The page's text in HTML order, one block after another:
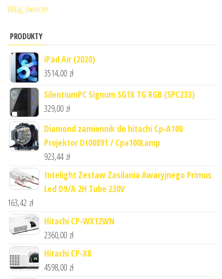
Witaj, świecie!
PRODUKTY
iPad Air (2020)
3514,00 zł
SilentiumPC Signum SG1X TG RGB (SPC233)
329,00 zł
Diamond zamiennik do hitachi Cp-A100
Projektor Dt00891 / Cpa100Lamp
923,44 zł
Intelight Zestaw Zasilania Awaryjnego Primus
Led D9/A 2H Tube 230V
163,42 zł
Hitachi CP-WX12WN
2360,00 zł
Hitachi CP-X8
4598,00 zł